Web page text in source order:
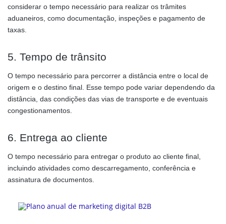
considerar o tempo necessário para realizar os trâmites
aduaneiros, como documentação, inspeções e pagamento de
taxas.
5. Tempo de trânsito
O tempo necessário para percorrer a distância entre o local de
origem e o destino final. Esse tempo pode variar dependendo da
distância, das condições das vias de transporte e de eventuais
congestionamentos.
6. Entrega ao cliente
O tempo necessário para entregar o produto ao cliente final,
incluindo atividades como descarregamento, conferência e
assinatura de documentos.